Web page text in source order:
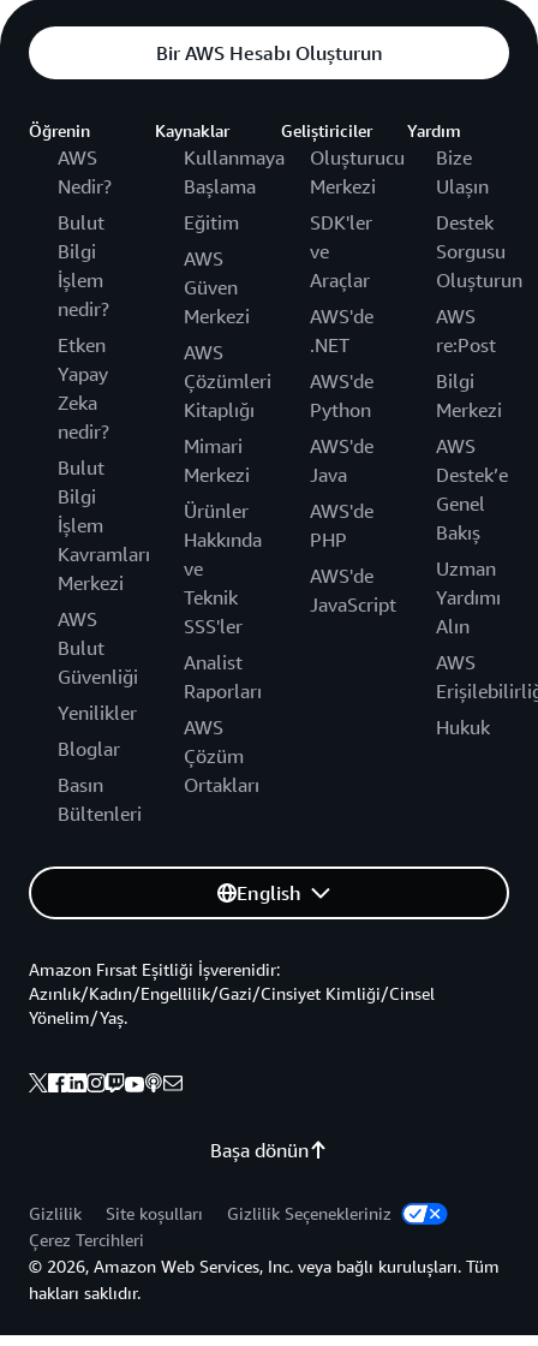
Bir AWS Hesabı Oluşturun
Öğrenin
AWS
Nedir?
Bulut
Bilgi
İşlem
nedir?
Etken
Yapay
Zeka
nedir?
Bulut
Bilgi
İşlem
Kavramları
Merkezi
AWS
Bulut
Güvenliği
Yenilikler
Bloglar
Basın
Bültenleri
Kaynaklar
Kullanmaya
Başlama
Eğitim
AWS
Güven
Merkezi
AWS
Çözümleri
Kitaplığı
Mimari
Merkezi
Ürünler
Hakkında
ve
Teknik
SSS'ler
Analist
Raporları
AWS
Çözüm
Ortakları
Geliştiriciler
Oluşturucu
Merkezi
SDK'ler
ve
Araçlar
AWS'de
.NET
AWS'de
Python
AWS'de
Java
AWS'de
PHP
AWS'de
JavaScript
Yardım
Bize
Ulaşın
Destek
Sorgusu
Oluşturun
AWS
re:Post
Bilgi
Merkezi
AWS
Destek’e
Genel
Bakış
Uzman
Yardımı
Alın
AWS
Hukuk
English
Başa dönün
Amazon Fırsat Eşitliği İşverenidir:
Azınlık/Kadın/Engellilik/Gazi/Cinsiyet Kimliği/Cinsel
Yönelim/Yaş.
Gizlilik Site koşulları
Gizlilik Seçenekleriniz
Çerez Tercihleri
© 2026, Amazon Web Services, Inc. veya bağlı kuruluşları. Tüm
hakları saklıdır.